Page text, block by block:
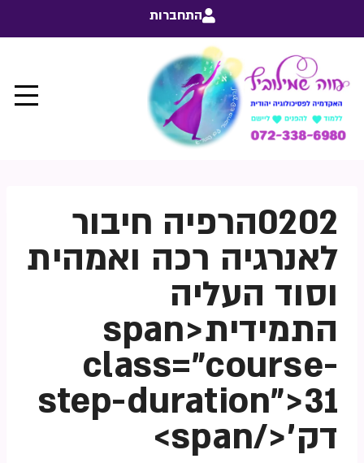
התחברות
0202הרפיה חיבור
לאנרגיה רכה ואמהית
וסוד העליה
התמידית<span
class="course-
step-duration">31
דק'</span>